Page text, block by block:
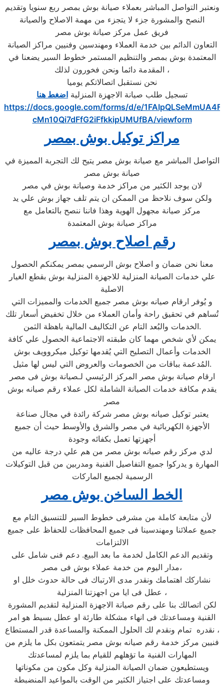
ونعتبر التواصل المباشر بعملاء صيانة بوش بمصر ربع سنويا وتقديم
النصح والمشورة جزء لا يتجزء من مهمة الاصلاح والصيانة
فريق عمل مركز صيانة بوش مصر
التعاون الدائم بين خدمة العملاء ومهندسين وفنيين مراكز الصيانة
المعتمدة بوش بمصر والتنظيم المستمر خطوط السير يضعنا في
المقدمة دائما ونحن فخورون لذلك ،
نحن نستقبل اتصالاتكم يوميا
تسجيل طلب صيانة الاجهزة المنزلية اضغط هنا
https://docs.google.com/forms/d/e/
cMn10Qi7dFfG2iFfkkipUMUfBA/viewform
مراكز توكيل بوش بمصر
التواصل المباشر مع صيانة بوش مصر يتيح لك التجربة المميزة في
صيانة بوش مصر
لان يوجد الكثير من مراكز خدمة وصيانة بوش في مصر
ولكن سوف نلاحظ من الممكن ان يتم تلف جهاز بوش علي يد
مركز صيانة مجهول الهوية وهذا فاننا ننصح بالتعامل مع
مراكز صيانة بوش المعتمدة
رقم اصلاح بوش بمصر
معنا نحن ضمان و اصلاح بوش الرسمي بمصر يمكنكم الحصول
علي خدمات الصيانة المنزلية للاجهزة المنزلية بوش بقطع الغيار
الاصلية
و يُوفر ارقام صيانه بوش مصر جميع الخدمات والمميزات التي
تُساهم في تحقيق راحة وأمان العملاء من خلال تخفيض أسعار تلك
الخدمات والبُعد التام عن التكاليف المالية باهظة الثمن.
يمكن لأي شخص مهما كان طبقته الاجتماعية الحصول علي كافة
الخدمات وأعمال التصليح التي يُقدمها توكيل ميكروويف بوش
المُدعمة بباقات من الخصومات والعروض التي ليس لها مثيل.
ارقام صيانة بوش مصر المركز الرئيسي لـصيانة بوش فى مصر
يقدم مكافة خدمات الصيانة الشاملة لكل عملاء رقم صيانه بوش
مصر
يعتبر توكيل صيانه بوش مصر شركة رائدة في مجال صناعة
الأجهزة الكهربائية في مصر والشرق والأوسط حيث أن جميع
أجهزتها تعمل بكفائه وجودة
لدي مركز رقم صيانه بوش مصر من هم علي درجة عاليه من
المهارة و يدركوا جميع التفاصيل الفنية ومدربين من قبل التوكيلات
الرسمية لجميع الماركات
الخط الساخن بوش مصر
لأن متابعة كاملة من مشرفى خطوط السير للتنسيق التام مع
جميع عملائنا ومهندسينا فى جميع المحافظات للحفاظ على جميع
الالتزامات
وتقديم الدعم الكامل لخدمة ما بعد البيع. دعم فنى شامل على
مدار اليوم من خدمة عملاء بوش فى مصر،
نشاركك اهتمامك ونقدر مدى الارتباك فى حالة حدوث خلل او
عطل فى ايا من اجهزتنا المنزلية ،
لكن اتصالك بنا على رقم صيانة الاجهزة المنزلية لتقديم المشورة
القنية ومساعدتك فى انهاء مشكلة طارئة او عطل بسيط هو امر
نقدره تمام ونقدم لك الحلول الممكنة والمساعدة قدر المستطاع ،
فنيين مركز خدمة رقم صيانه بوش مصر يتمتعون بكل ما يلزم من
المهارات الفنية ما تؤهلهم للقيام بما يلزم لمساعدتك
ويستطيعون ضمان الصيانة المنزلية وكل مكون من مكوناتها
ومساعدتك على اجتياز الكثير من الوقت بالمواعيد المنضبطة